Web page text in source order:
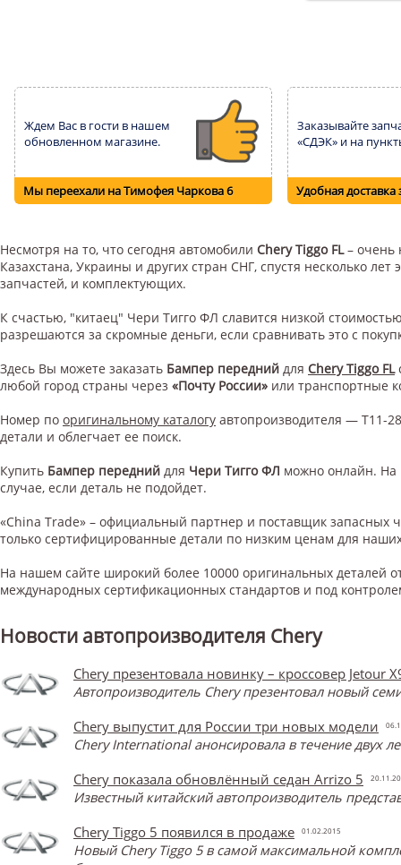
Ждем Вас в гости в нашем
обновленном магазине.
Мы переехали на Тимофея Чаркова 6
Заказывайте
«СДЭК» и на
Удобная доставка
Несмотря на то, что сегодня автомобили Chery Tiggo FL– очень
Казахстана, Украины и других стран СНГ, спустя несколько
запчастей, и комплектующих.
К счастью, "китаец" Чери Тигго ФЛ славится низкой
разрешаются за скромные деньги, если сравнивать это с
Здесь Вы можете заказать Бампер передний для Chery Tiggo FL
любой город страны через «Почту России» или транспортные
Номер по оригинальному каталогу автопроизводителя — T11-
детали и облегчает ее поиск.
Купить Бампер передний для Чери Тигго ФЛ можно онлайн. На
случае, если деталь не подойдет.
«China Trade» – официальный партнер и поставщик запасных
только сертифицированные детали по низким ценам для
На нашем сайте широкий более 10000 оригинальных деталей
международных сертификационных стандартов и под
Новости автопроизводителя Chery
Chery презентовала новинку – кроссовер Jetour
Автопроизводитель Chery презентовал новый
Chery выпустит для России три новых модели
Chery International анонсировала в течение двух
Chery показала обновлённый седан Arrizo 5
Известный китайский автопроизводитель
Chery Tiggo 5 появился в продаже
01.02.2015
Новый Chery Tiggo 5 в самой максимальной